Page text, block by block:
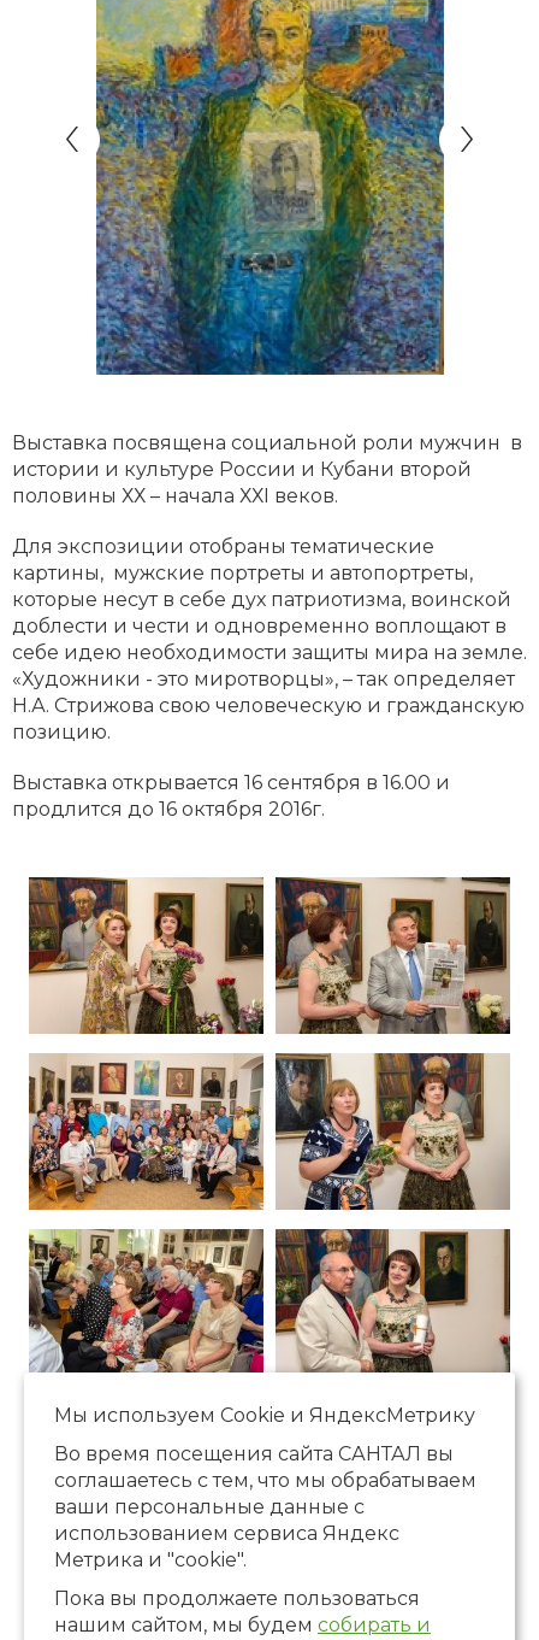
Выставка посвящена социальной роли мужчин в
истории и культуре России и Кубани второй
половины ХХ – начала ХХI веков.
Для экспозиции отобраны тематические
картины, мужские портреты и автопортреты,
которые несут в себе дух патриотизма, воинской
доблести и чести и одновременно воплощают в
себе идею необходимости защиты мира на земле.
«Художники - это миротворцы», – так определяет
Н.А. Стрижова свою человеческую и гражданскую
позицию.
Выставка открывается 16 сентября в 16.00 и
продлится до 16 октября 2016г.
Мы используем Сookie и ЯндексМетрику
Во время посещения сайта САНТАЛ вы
соглашаетесь с тем, что мы обрабатываем
ваши персональные данные с
использованием сервиса Яндекс
Метрика и "cookie".
Пока вы продолжаете пользоваться
нашим сайтом, мы будем собирать и